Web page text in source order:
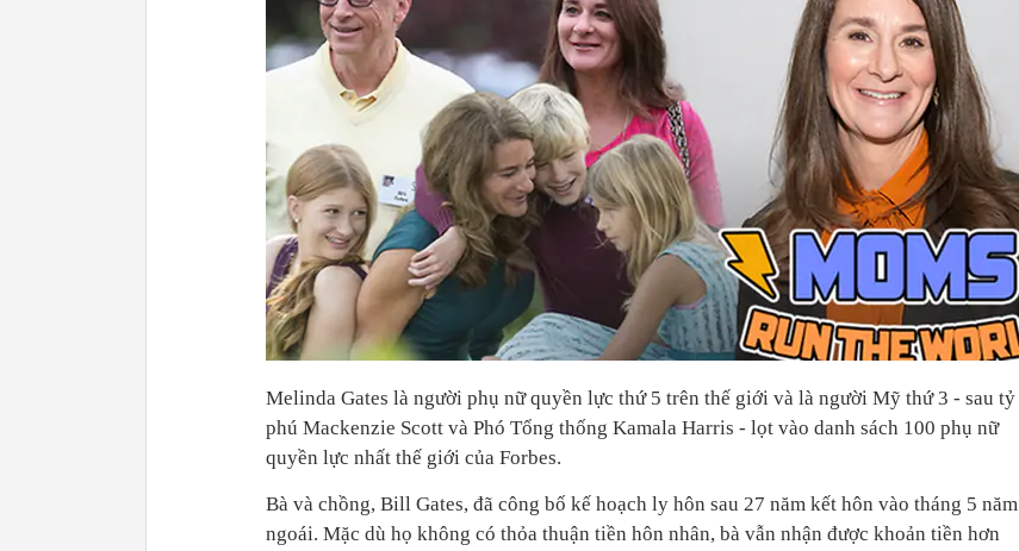
Melinda Gates là người phụ nữ quyền lực thứ 5 trên thế giới và là người Mỹ thứ 3 - sau tỷ
phú Mackenzie Scott và Phó Tổng thống Kamala Harris - lọt vào danh sách 100 phụ nữ
quyền lực nhất thế giới của Forbes.
Bà và chồng, Bill Gates, đã công bố kế hoạch ly hôn sau 27 năm kết hôn vào tháng 5 năm
ngoái. Mặc dù họ không có thỏa thuận tiền hôn nhân, bà vẫn nhận được khoản tiền hơn